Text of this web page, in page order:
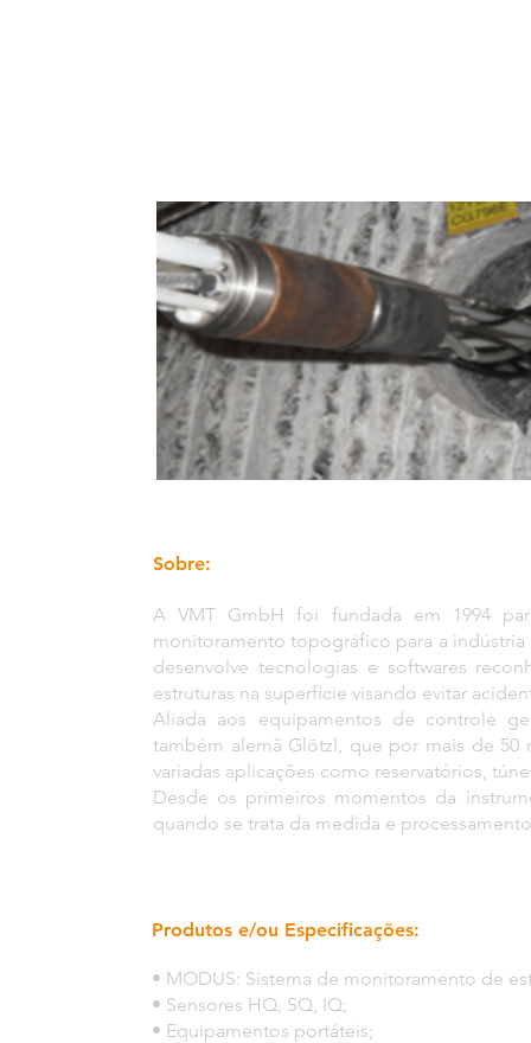
Sobre:
A VMT GmbH foi fundada em 1994
monitoramento topográfico para a indústria
desenvolve tecnologias e softwares
estruturas na superfície visando evitar
Aliada aos equipamentos de controle
também alemã Glötzl, que por mais de
variadas aplicações como reservatórios,
Desde os primeiros momentos da
quando se trata da medida e
Produtos e/ou Especificações:
• MODUS: Sistema de monitoramento de
• Sensores HQ, SQ, IQ;
• Equipamentos portáteis;